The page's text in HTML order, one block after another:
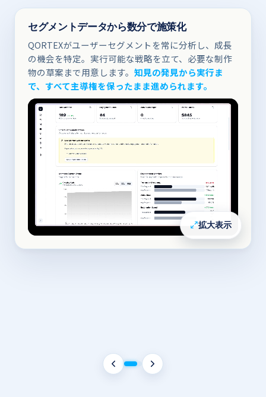
セグメントデータから​数分で​施策化
QORTEXが​ユーザーセグメントを​常に​分析し、​成長
の​機会を​特定。​実行可能な​戦略を​立て、​必要な​制作
物の​草案まで​用意します。 ​知見の​発見から​実行ま
で、​すべて​主導権を​保ったま​ま​進められます。
拡大表示